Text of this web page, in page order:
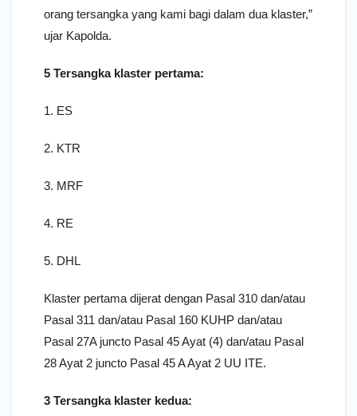
orang tersangka yang kami bagi dalam dua klaster,”
ujar Kapolda.
5 Tersangka klaster pertama:
1. ES
2. KTR
3. MRF
4. RE
5. DHL
Klaster pertama dijerat dengan Pasal 310 dan/atau
Pasal 311 dan/atau Pasal 160 KUHP dan/atau
Pasal 27A juncto Pasal 45 Ayat (4) dan/atau Pasal
28 Ayat 2 juncto Pasal 45 A Ayat 2 UU ITE.
3 Tersangka klaster kedua: